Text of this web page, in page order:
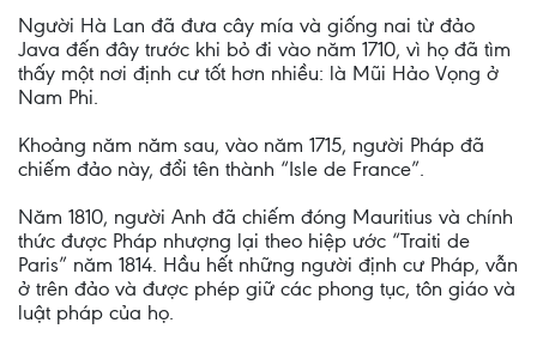
Người Hà Lan đã đưa cây mía và giống nai từ đảo
Java đến đây trước khi bỏ đi vào năm 1710, vì họ đã tìm
thấy một nơi định cư tốt hơn nhiều: là Mũi Hảo Vọng ở
Nam Phi.
Khoảng năm năm sau, vào năm 1715, người Pháp đã
chiếm đảo này, đổi tên thành “Isle de France”.
Năm 1810, người Anh đã chiếm đóng Mauritius và chính
thức được Pháp nhượng lại theo hiệp ước “Traiti de
Paris” năm 1814. Hầu hết những người định cư Pháp, vẫn
ở trên đảo và được phép giữ các phong tục, tôn giáo và
luật pháp của họ.